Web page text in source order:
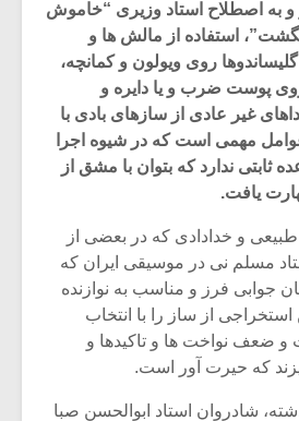
و به اصطلاح استاد وزیری “خاموش
استفاده از مالش ها و
روی ویولون و کمانچه،
پوست ضرب و یا دایره و
غیر عادی از سازهای بادی با
مهمی است که در شیوه اجرا
ندارد که بتوان با مشق از
یافت.
و خدادادی که در بعضی از
مسلم نی در موسیقی ایران که
جوابی فرز و مناسب به نوازنده
از ساز را با انتخاب
ضعف نواخت ها و تاکیدها و
که حیرت آور است.
شادروان استاد ابوالحسن صبا